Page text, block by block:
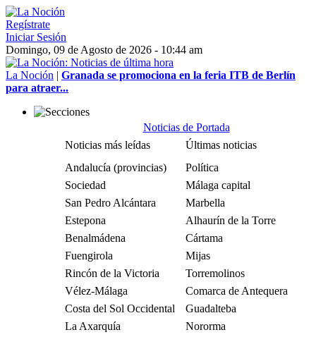
Regístrate
Iniciar Sesión
Domingo, 09 de Agosto de 2026 - 10:44 am
La Noción | Granada se promociona en la feria ITB de Berlín
para atraer...
Noticias de Portada
Noticias más leídas
Últimas noticias
Andalucía (provincias)
Política
Sociedad
Málaga capital
San Pedro Alcántara
Marbella
Estepona
Alhaurín de la Torre
Benalmádena
Cártama
Fuengirola
Mijas
Rincón de la Victoria
Torremolinos
Vélez-Málaga
Comarca de Antequera
Costa del Sol Occidental
Guadalteba
La Axarquía
Nororma